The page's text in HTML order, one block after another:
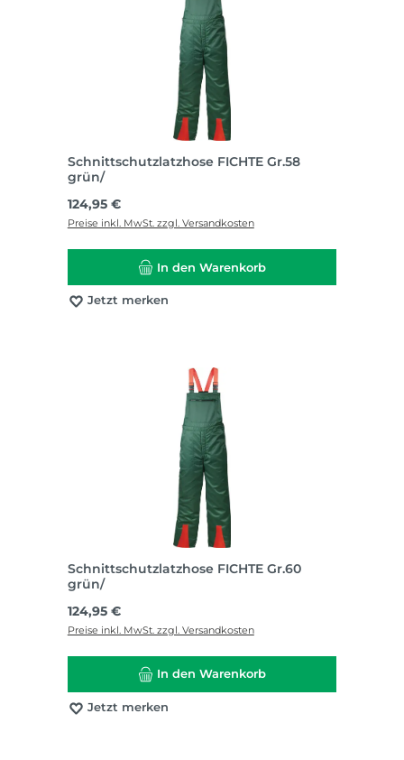
Schnittschutzlatzhose FICHTE Gr.58
grün/
Regulärer Preis:
124,95 €
Preise inkl. MwSt. zzgl. Versandkosten
In den Warenkorb
Jetzt merken
Schnittschutzlatzhose FICHTE Gr.60
grün/
Regulärer Preis:
124,95 €
Preise inkl. MwSt. zzgl. Versandkosten
In den Warenkorb
Jetzt merken